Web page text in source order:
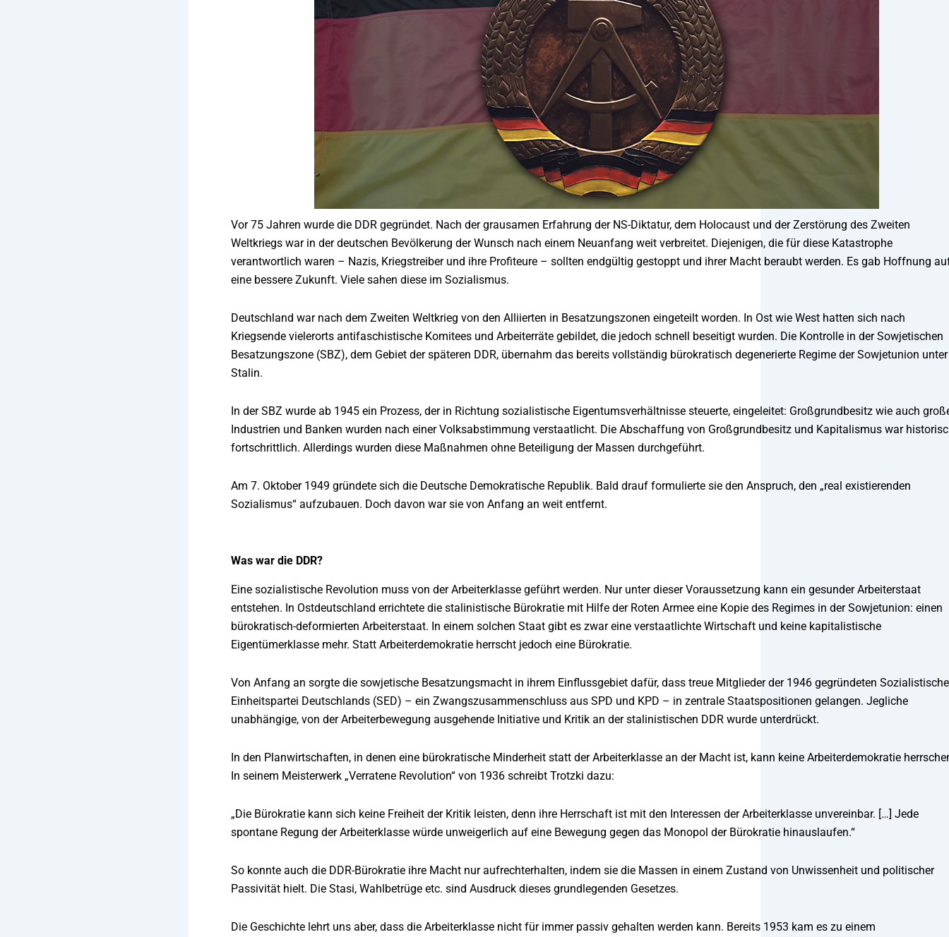
Vor 75 Jahren wurde die DDR gegründet. Nach der grausamen Erfahrung der NS-Diktatur, dem Holocaust und der Zerstörung des Zweiten
Weltkriegs war in der deutschen Bevölkerung der Wunsch nach einem Neuanfang weit verbreitet. Diejenigen, die für diese Katastrophe
verantwortlich waren – Nazis, Kriegstreiber und ihre Profiteure – sollten endgültig gestoppt und ihrer Macht beraubt werden. Es gab Hoffnung
eine bessere Zukunft. Viele sahen diese im Sozialismus.
Deutschland war nach dem Zweiten Weltkrieg von den Alliierten in Besatzungszonen eingeteilt worden. In Ost wie West hatten sich nach
Kriegsende vielerorts antifaschistische Komitees und Arbeiterräte gebildet, die jedoch schnell beseitigt wurden. Die Kontrolle in der Sowjetischen
Besatzungszone (SBZ), dem Gebiet der späteren DDR, übernahm das bereits vollständig bürokratisch degenerierte Regime der Sowjetunion unter
Stalin.
In der SBZ wurde ab 1945 ein Prozess, der in Richtung sozialistische Eigentumsverhältnisse steuerte, eingeleitet: Großgrundbesitz wie auch
Industrien und Banken wurden nach einer Volksabstimmung verstaatlicht. Die Abschaffung von Großgrundbesitz und Kapitalismus war
fortschrittlich. Allerdings wurden diese Maßnahmen ohne Beteiligung der Massen durchgeführt.
Am 7. Oktober 1949 gründete sich die Deutsche Demokratische Republik. Bald drauf formulierte sie den Anspruch, den „real existierenden
Sozialismus“ aufzubauen. Doch davon war sie von Anfang an weit entfernt.
Was war die DDR?
Eine sozialistische Revolution muss von der Arbeiterklasse geführt werden. Nur unter dieser Voraussetzung kann ein gesunder Arbeiterstaat
entstehen. In Ostdeutschland errichtete die stalinistische Bürokratie mit Hilfe der Roten Armee eine Kopie des Regimes in der Sowjetunion: einen
bürokratisch-deformierten Arbeiterstaat. In einem solchen Staat gibt es zwar eine verstaatlichte Wirtschaft und keine kapitalistische
Eigentümerklasse mehr. Statt Arbeiterdemokratie herrscht jedoch eine Bürokratie.
Von Anfang an sorgte die sowjetische Besatzungsmacht in ihrem Einflussgebiet dafür, dass treue Mitglieder der 1946 gegründeten
Einheitspartei Deutschlands (SED) – ein Zwangszusammenschluss aus SPD und KPD – in zentrale Staatspositionen gelangen. Jegliche
unabhängige, von der Arbeiterbewegung ausgehende Initiative und Kritik an der stalinistischen DDR wurde unterdrückt.
In den Planwirtschaften, in denen eine bürokratische Minderheit statt der Arbeiterklasse an der Macht ist, kann keine Arbeiterdemokratie
In seinem Meisterwerk „Verratene Revolution“ von 1936 schreibt Trotzki dazu:
„Die Bürokratie kann sich keine Freiheit der Kritik leisten, denn ihre Herrschaft ist mit den Interessen der Arbeiterklasse unvereinbar. […] Jede
spontane Regung der Arbeiterklasse würde unweigerlich auf eine Bewegung gegen das Monopol der Bürokratie hinauslaufen.“
So konnte auch die DDR-Bürokratie ihre Macht nur aufrechterhalten, indem sie die Massen in einem Zustand von Unwissenheit und politischer
Passivität hielt. Die Stasi, Wahlbetrüge etc. sind Ausdruck dieses grundlegenden Gesetzes.
Die Geschichte lehrt uns aber, dass die Arbeiterklasse nicht für immer passiv gehalten werden kann. Bereits 1953 kam es zu einem